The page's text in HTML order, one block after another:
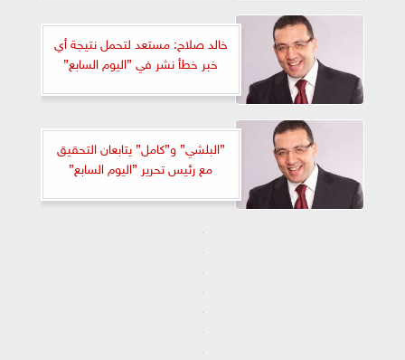
خالد صلاح: مستعد لتحمل نتيجة أي
خبر خطأ نشر في ”اليوم السابع”
”البلشي” و”كامل” يتابعان التحقيق
مع رئيس تحرير ”اليوم السابع”